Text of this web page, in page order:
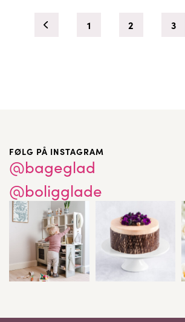
1 2 3
FØLG PÅ INSTAGRAM
@bageglad
@boligglade